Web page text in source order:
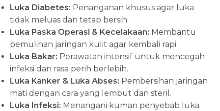
Luka Diabetes: Penanganan khusus agar luka
tidak meluas dan tetap bersih.
Luka Paska Operasi & Kecelakaan: Membantu
pemulihan jaringan kulit agar kembali rapi.
Luka Bakar: Perawatan intensif untuk mencegah
infeksi dan rasa perih berlebih.
Luka Kanker & Luka Abses: Pembersihan jaringan
mati dengan cara yang lembut dan steril.
Luka Infeksi: Menangani kuman penyebab luka